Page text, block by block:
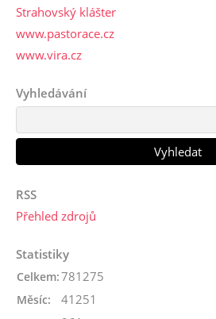
Strahovský klášter
www.pastorace.cz
www.vira.cz
Vyhledávání
RSS
Přehled zdrojů
Statistiky
Celkem:781275
Měsíc: 41251